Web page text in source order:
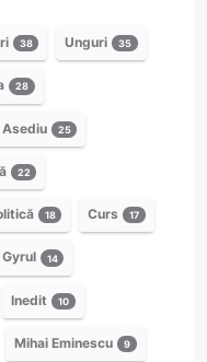
38 Unguri 35
28
Asediu 25
22
18 Curs 17
Gyrul 14
Inedit 10
Mihai Eminescu 9